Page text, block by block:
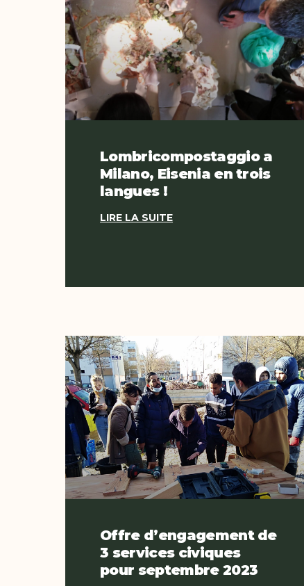
Lombricompostaggio a
Milano, Eisenia en trois
langues !
LIRE LA SUITE
Offre d’engagement de
3 services civiques
pour septembre 2023